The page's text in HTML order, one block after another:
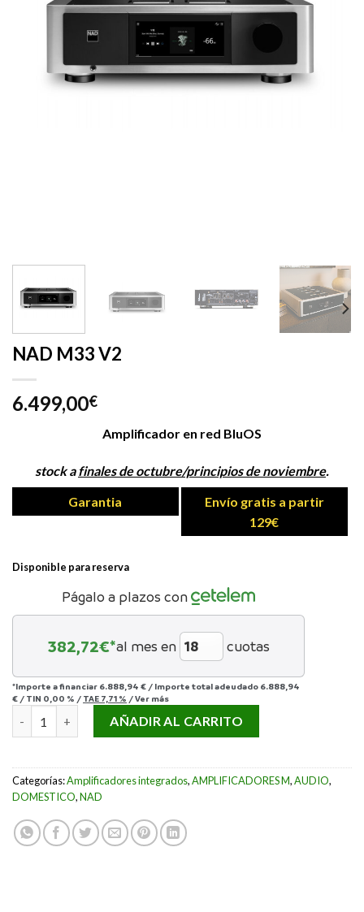
NAD M33 V2
6.499,00€
Amplificador en red BluOS
stock afinales de octubre/principios de noviembre.
Garantia
Envío gratis a partir
129€
Disponible para reserva
Págalo a plazos con
382,72€*al mes en cuotas
*Importe a financiar 6.888,94 € / Importe total adeudado 6.888,94
€ / TIN 0,00 % / TAE 7,71 % /Ver más
NAD M33 V2 cantidadAÑADIR AL CARRITO
Categorías:Amplificadores integrados,AMPLIFICADORES M,AUDIO,
DOMESTICO,NAD